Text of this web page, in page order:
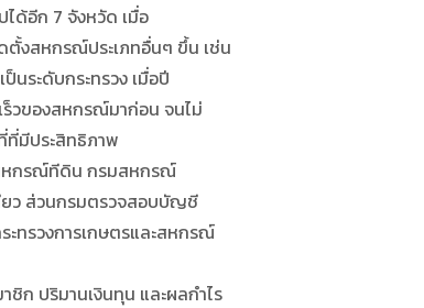
ด้อีก 7 จังหวัด เมื่อ
ตั้งสหกรณ์ประเภทอื่นๆ ขึ้น เช่น
ระดับกระทรวง เมื่อปี
ร็วของสหกรณ์มาก่อน จนไม่
ที่มีประสิทธิภาพ
หกรณ์ทีดิน กรมสหกรณ์
ยว ส่วนกรมตรวจสอบบัญชี
ทรวงการเกษตรและสหกรณ์
ก ปริมานเงินทุน และผลกำไร